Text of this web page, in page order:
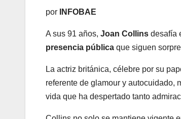
por INFOBAE
A sus 91 años, Joan Collins desafía
presencia pública que siguen
La actriz británica, célebre por su
referente de glamour y autocuidado,
vida que ha despertado tanto